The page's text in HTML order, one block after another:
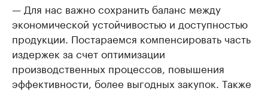
— Для нас важно сохранить баланс между
экономической устойчивостью и доступностью
продукции. Постараемся компенсировать часть
издержек за счет оптимизации
производственных процессов, повышения
эффективности, более выгодных закупок. Также